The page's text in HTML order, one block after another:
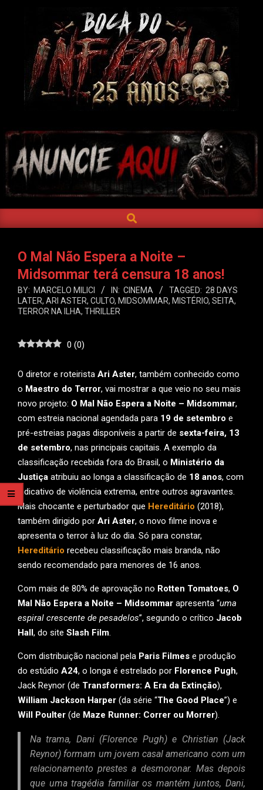
DO
INFERNO
Navigation
SEARCH
O Mal Não Espera a Noite –
Midsommar terá censura 18 anos!
BY: MARCELO MILICI IN: CINEMA TAGGED: 28 DAYS
LATER, ARI ASTER, CULTO, MIDSOMMAR, MISTÉRIO, SEITA,
TERROR NA ILHA, THRILLER
0 (0)
O diretor e roteirista Ari Aster, também conhecido como
o Maestro do Terror, vai mostrar a que veio no seu mais
novo projeto: O Mal Não Espera a Noite – Midsommar,
com estreia nacional agendada para 19 de setembro e
pré-estreias pagas disponíveis a partir de sexta-feira, 13
de setembro, nas principais capitais. A exemplo da
classificação recebida fora do Brasil, o Ministério da
Justiça atribuiu ao longa a classificação de 18 anos, com
indicativo de violência extrema, entre outros agravantes.
Mais chocante e perturbador que Hereditário (2018),
também dirigido por Ari Aster, o novo filme inova e
apresenta o terror à luz do dia. Só para constar,
Hereditário recebeu classificação mais branda, não
sendo recomendado para menores de 16 anos.
Com mais de 80% de aprovação no Rotten Tomatoes, O
Mal Não Espera a Noite – Midsommar apresenta “uma
espiral crescente de pesadelos”, segundo o crítico Jacob
Hall , do site Slash Film.
Com distribuição nacional pela Paris Filmes e produção
do estúdio A24, o longa é estrelado por Florence Pugh,
Jack Reynor (de Transformers: A Era da Extinção),
William Jackson Harper (da série “The Good Place”) e
Will Poulter (de Maze Runner: Correr ou Morrer).
Na trama, Dani (Florence Pugh) e Christian (Jack
Reynor) formam um jovem casal americano com um
relacionamento prestes a desmoronar. Mas depois
que uma tragédia familiar os mantém juntos, Dani,